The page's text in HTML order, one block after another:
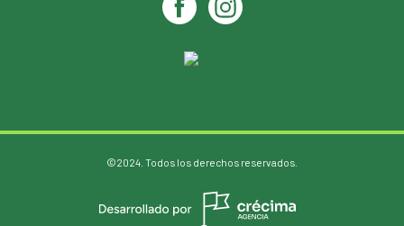
©2024. Todos los derechos reservados.